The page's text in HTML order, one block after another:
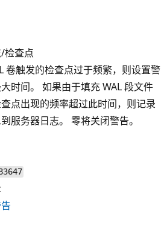
检查点
卷触发的检查点过于频繁，则设置警
时间。 如果由于填充 WAL 段文件
点出现的频率超过此时间，则记录
服务器日志。 零将关闭警告。